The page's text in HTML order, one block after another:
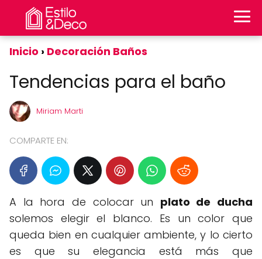
Inicio Decoración Baños
Tendencias para el baño
Miriam Marti
COMPARTE EN:
A la hora de colocar un plato de ducha
solemos elegir el blanco. Es un color que
queda bien en cualquier ambiente, y lo cierto
es que su elegancia está más que